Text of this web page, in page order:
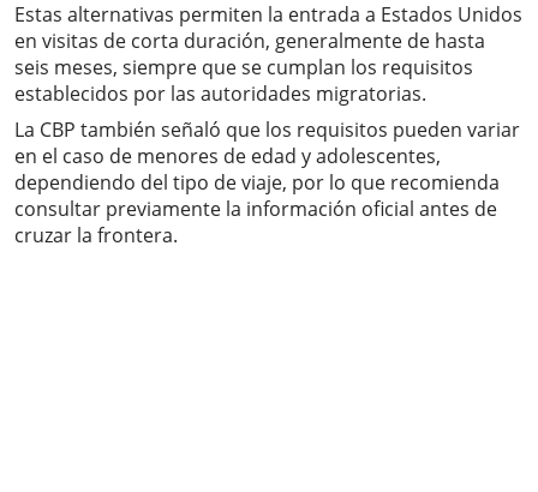
Estas alternativas permiten la entrada a Estados Unidos
en visitas de corta duración, generalmente de hasta
seis meses, siempre que se cumplan los requisitos
establecidos por las autoridades migratorias.
La CBP también señaló que los requisitos pueden variar
en el caso de menores de edad y adolescentes,
dependiendo del tipo de viaje, por lo que recomienda
consultar previamente la información oficial antes de
cruzar la frontera.